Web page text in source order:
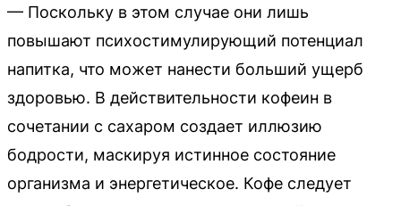
— Поскольку в этом случае они лишь
повышают психостимулирующий потенциал
напитка, что может нанести больший ущерб
здоровью. В действительности кофеин в
сочетании с сахаром создает иллюзию
бодрости, маскируя истинное состояние
организма и энергетическое. Кофе следует